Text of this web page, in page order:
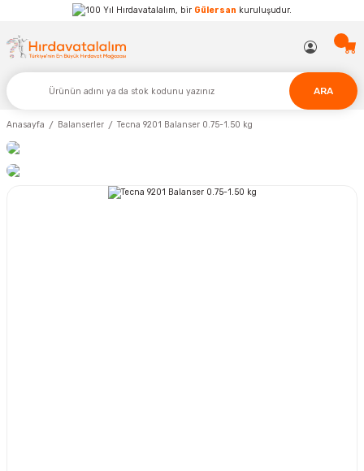
Hırdavatalalım, bir Gülersan kuruluşudur.
ARA
Anasayfa Balanserler Tecna 9201 Balanser 0.75-1.50 kg